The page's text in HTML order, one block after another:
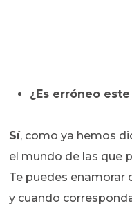
¿Es erróneo
Sí, como ya hemos
el mundo de las que
Te puedes enamorar
y cuando